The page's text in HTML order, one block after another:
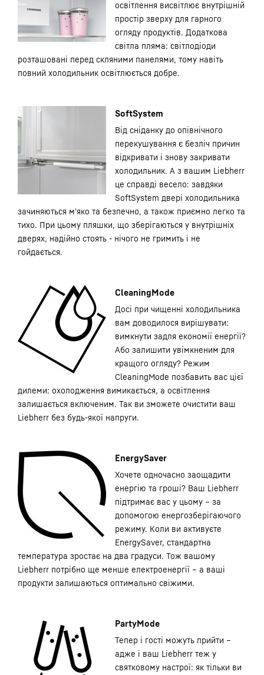
освітлення висвітлює внутрішній
простір зверху для гарного
огляду продуктів. Додаткова
світла пляма: світлодіоди
розташовані перед скляними панелями, тому навіть
повний холодильник освітлюється добре.
SoftSystem
Від сніданку до опівнічного
перекушування є безліч причин
відкривати і знову закривати
холодильник. А з вашим Liebherr
це справді весело: завдяки
SoftSystem двері холодильника
зачиняються м'яко та безпечно, а також приємно легко та
тихо. При цьому пляшки, що зберігаються у внутрішніх
дверях, надійно стоять - нічого не гримить і не
гойдається.
CleaningMode
Досі при чищенні холодильника
вам доводилося вирішувати:
вимкнути задля економії енергії?
Або залишити увімкненим для
кращого огляду? Режим
CleaningMode позбавить вас цієї
дилеми: охолодження вимикається, а освітлення
залишається включеним. Так ви зможете очистити ваш
Liebherr без будь-якої напруги.
EnergySaver
Хочете одночасно заощадити
енергію та гроші? Ваш Liebherr
підтримає вас у цьому – за
допомогою енергозберігаючого
режиму. Коли ви активуєте
EnergySaver, стандартна
температура зростає на два градуси. Тож вашому
Liebherr потрібно ще менше електроенергії – а ваші
продукти залишаються оптимально свіжими.
PartyMode
Тепер і гості можуть прийти –
адже і ваш Liebherr теж у
святковому настрої: як тільки ви